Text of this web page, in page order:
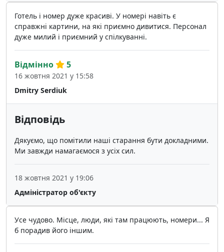
Готель і номер дуже красиві. У номері навіть є
справжні картини, на які приємно дивитися. Персонал
дуже милий і приємний у спілкуванні.
Dmitry Serdiuk
Відмінно 5
16 жовтня 2021 у 15:58
Відповідь
Дякуємо, що помітили наші старання бути докладними.
Ми завжди намагаємося з усіх сил.
Адміністратор об'єкту
18 жовтня 2021 у 19:06
Усе чудово. Місце, люди, які там працюють, номери... Я
б порадив його іншим.